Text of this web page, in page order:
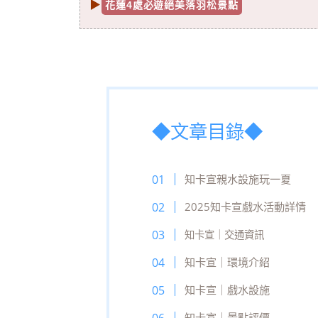
▶ 花蓮4處必遊絕美落羽松景點
◆文章目錄◆
知卡宣親水設施玩一夏
2025知卡宣戲水活動詳情
知卡宣｜交通資訊
知卡宣｜環境介紹
知卡宣｜戲水設施